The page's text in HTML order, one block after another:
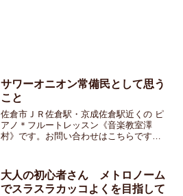
サワーオニオン常備民として思う
こと
佐倉市ＪＲ佐倉駅・京成佐倉駅近くの ピ
アノ＊フルートレッスン《音楽教室澤
村》です。お問い合わせはこちらです最
た私は昔からあるオレンジ色の「うすし
お味」も黄色の「...
大人の初心者さん メトロノーム
でスラスラカッコよくを目指して